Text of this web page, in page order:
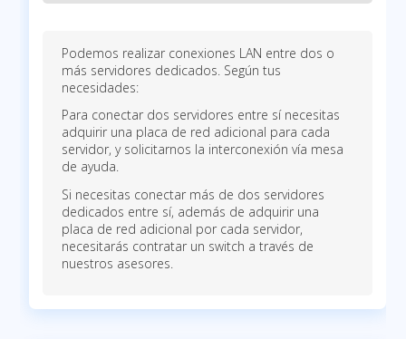
Podemos realizar conexiones LAN entre dos o
más servidores dedicados. Según tus
necesidades:
Para conectar dos servidores entre sí necesitas
adquirir una placa de red adicional para cada
servidor, y solicitarnos la interconexión vía mesa
de ayuda.
Si necesitas conectar más de dos servidores
dedicados entre sí, además de adquirir una
placa de red adicional por cada servidor,
necesitarás contratar un switch a través de
nuestros asesores.